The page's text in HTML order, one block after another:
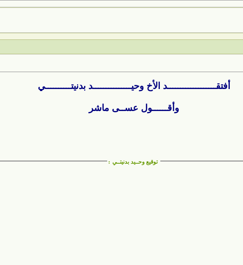
أفتقـــــــــــــــــــد الأخ وحيـــــــــــــــد بدنيتــــــــــي
وأقــــــول عســى ماشر
توقيع وحــيد بدنيتــي :